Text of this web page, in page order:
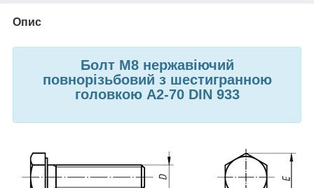
Опис
Болт М8 нержавіючий
повнорізьбовий з шестигранною
головкою А2-70 DIN 933